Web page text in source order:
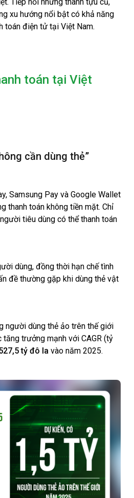
xu hướng nổi bật có khả năng
toán điện tử tại Việt Nam.
toán tại Việt
cần dùng thẻ”
Samsung Pay và Google Wallet
thanh toán không tiền mặt. Chỉ
tiêu dùng có thể thanh toán
dùng, đồng thời hạn chế tình
đề thường gặp khi dùng thẻ vật
người dùng thẻ ảo trên thế giới
trưởng mạnh với CAGR (tỷ
tỷ đô la vào năm 2025.